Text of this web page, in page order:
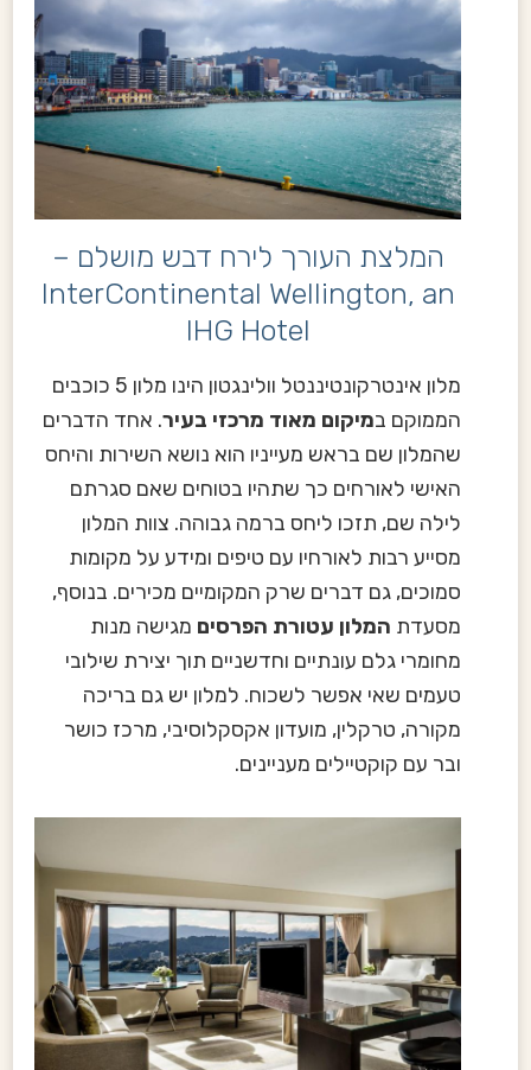
המלצת העורך לירח דבש מושלם –
InterContinental Wellington, an
IHG Hotel
מלון אינטרקונטיננטל וולינגטון הינו מלון 5 כוכבים
הממוקם במיקום מאוד מרכזי בעיר. אחד הדברים
שהמלון שם בראש מעייניו הוא נושא השירות והיחס
האישי לאורחים כך שתהיו בטוחים שאם סגרתם
לילה שם, תזכו ליחס ברמה גבוהה. צוות המלון
מסייע רבות לאורחיו עם טיפים ומידע על מקומות
סמוכים, גם דברים שרק המקומיים מכירים. בנוסף,
מסעדת המלון עטורת הפרסים מגישה מנות
מחומרי גלם עונתיים וחדשניים תוך יצירת שילובי
טעמים שאי אפשר לשכוח. למלון יש גם בריכה
מקורה, טרקלין, מועדון אקסקלוסיבי, מרכז כושר
ובר עם קוקטיילים מעניינים.